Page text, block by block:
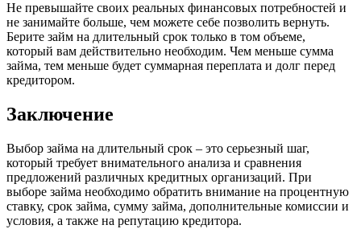
Не превышайте своих реальных финансовых потребностей и
не занимайте больше, чем можете себе позволить вернуть.
Берите займ на длительный срок только в том объеме,
который вам действительно необходим. Чем меньше сумма
займа, тем меньше будет суммарная переплата и долг перед
кредитором.
Заключение
Выбор займа на длительный срок – это серьезный шаг,
который требует внимательного анализа и сравнения
предложений различных кредитных организаций. При
выборе займа необходимо обратить внимание на процентную
ставку, срок займа, сумму займа, дополнительные комиссии и
условия, а также на репутацию кредитора.